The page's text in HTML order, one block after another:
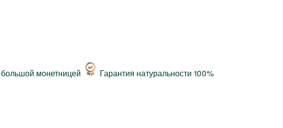
Гарантия натуральности 100%